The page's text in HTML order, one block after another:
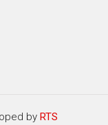
by RTS